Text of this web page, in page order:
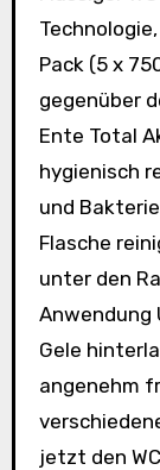
Pack (5 x
gegenüber
Ente Total
hygienisch
und
Flasche
unter den
Anwendung
Gele
angenehm
jetzt den